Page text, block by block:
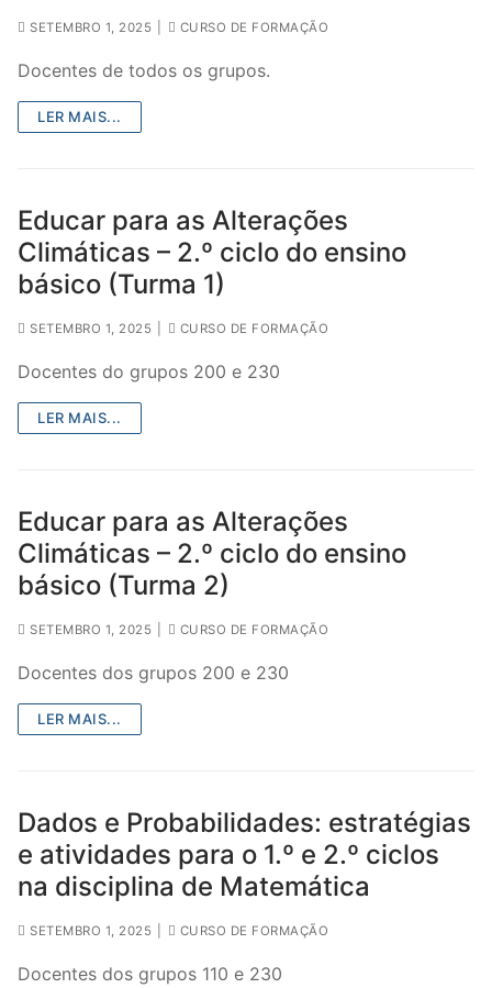
SETEMBRO 1, 2025 CURSO DE FORMAÇÃO
Docentes de todos os grupos.
LER MAIS...
Educar para as Alterações
Climáticas – 2.º ciclo do ensino
básico (Turma 1)
SETEMBRO 1, 2025 CURSO DE FORMAÇÃO
Docentes do grupos 200 e 230
LER MAIS...
Educar para as Alterações
Climáticas – 2.º ciclo do ensino
básico (Turma 2)
SETEMBRO 1, 2025 CURSO DE FORMAÇÃO
Docentes dos grupos 200 e 230
LER MAIS...
Dados e Probabilidades: estratégias
e atividades para o 1.º e 2.º ciclos
na disciplina de Matemática
SETEMBRO 1, 2025 CURSO DE FORMAÇÃO
Docentes dos grupos 110 e 230